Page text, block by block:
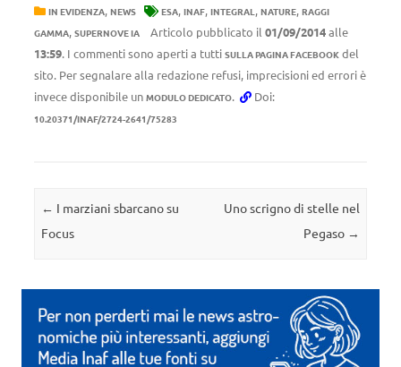
IN EVIDENZA, NEWS ESA, INAF, INTEGRAL , NATURE, RAGGI
GAMMA, SUPERNOVE IA Articolo pubblicato il 01/09/2014alle
13:59. I commenti sono aperti a tutti SULLA PAGINA FACEBOOK del
sito. Per segnalare alla redazione refusi, imprecisioni ed errori è
invece disponibile un MODULO DEDICATO. Doi:
10.20371/INAF/2724-2641/75283
Navigazione articolo
← I marziani sbarcano su
Focus
Uno scrigno di stelle nel
Pegaso →